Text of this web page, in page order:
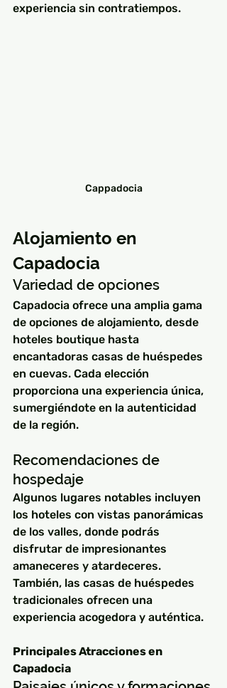
experiencia sin contratiempos.
Cappadocia
Alojamiento en
Capadocia
Variedad de opciones
Capadocia ofrece una amplia gama
de opciones de alojamiento, desde
hoteles boutique hasta
encantadoras casas de huéspedes
en cuevas. Cada elección
proporciona una experiencia única,
sumergiéndote en la autenticidad
de la región.
Recomendaciones de
hospedaje
Algunos lugares notables incluyen
los hoteles con vistas panorámicas
de los valles, donde podrás
disfrutar de impresionantes
amaneceres y atardeceres.
También, las casas de huéspedes
tradicionales ofrecen una
experiencia acogedora y auténtica.
Principales Atracciones en
Capadocia